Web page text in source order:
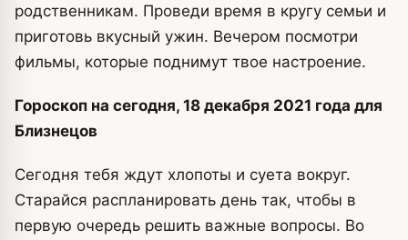
родственникам. Проведи время в кругу семьи и
приготовь вкусный ужин. Вечером посмотри
фильмы, которые поднимут твое настроение.
Гороскоп на сегодня, 18 декабря 2021 года для
Близнецов
Сегодня тебя ждут хлопоты и суета вокруг.
Старайся распланировать день так, чтобы в
первую очередь решить важные вопросы. Во